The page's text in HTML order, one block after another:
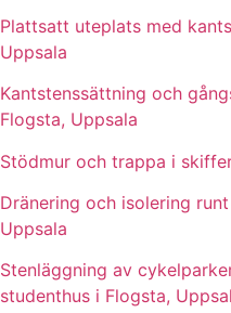
Plattsatt uteplats med
Uppsala
Kantstenssättning och
Flogsta, Uppsala
Stödmur och trappa i
Dränering och isolering
Uppsala
Stenläggning av
studenthus i Flogsta,